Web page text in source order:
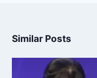
Similar Posts